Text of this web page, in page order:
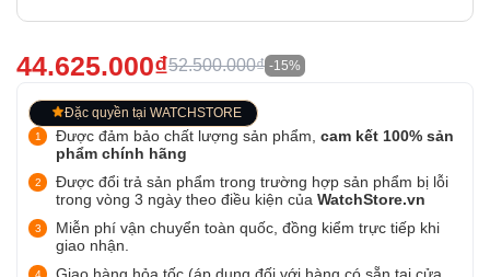
44.625.000₫52.500.000₫ -15%
Đặc quyền tại WATCHSTORE
Được đảm bảo chất lượng sản phẩm, cam kết 100% sản
phẩm chính hãng
Được đổi trả sản phẩm trong trường hợp sản phẩm bị lỗi
trong vòng 3 ngày theo điều kiện của WatchStore.vn
Miễn phí vận chuyển toàn quốc, đồng kiểm trực tiếp khi
giao nhận.